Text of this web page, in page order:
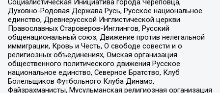
Духовно-Родовая Держава Русь, Русское национальное
единство, Древнерусской Инглистической церкви
Православных Староверов-Инглингов, Русский
общенациональный союз, Движение против нелегальной
иммиграции, Кровь и Честь, О свободе совести и о
религиозных объединениях, Омская организация
общественного политического движения Русское
национальное единство, Северное Братство, Клуб
Болельщиков Футбольного Клуба Динамо,
Файзрахманисты, Мусульманская религиозная организация